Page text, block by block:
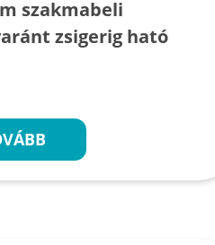
szakmabeli
zsigerig ható